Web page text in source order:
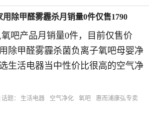
除甲醛雾霾杀月销量0件仅售1790
吧产品月销量0件，目前仅售价
除甲醛雾霾杀菌负离子氧吧母婴净
生活电器当中性价比很高的空气净
| 话题： 生活电器 空气净化 氧吧
惠而浦康弘专卖